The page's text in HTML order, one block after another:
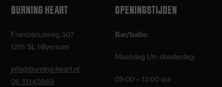
BURNING HEART
Franciscusweg 307
1216 SL Hilversum
info@burning-heart.nl
06 51140869
OPENINGSTIJDEN
Bar/balie:
Maandag t/m donderdag:
09:00 – 12:00 uur